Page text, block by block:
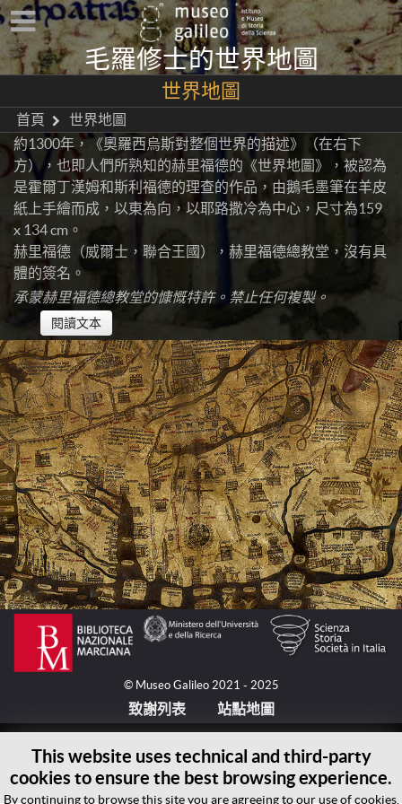
毛羅修士的世界地圖
世界地圖
首頁
世界地圖
約1300年，《奧羅西烏斯對整個世界的描述》（在右下
方），也即人們所熟知的赫里福德的《世界地圖》，被認為
是霍爾丁漢姆和斯利福德的理查的作品，由鵝毛墨筆在羊皮
紙上手繪而成，以東為向，以耶路撒冷為中心，尺寸為159
x 134 cm。
赫里福德（威爾士，聯合王國），赫里福德總教堂，沒有具
體的簽名。
承蒙赫里福德總教堂的慷慨特許。禁止任何複製。
閱讀文本
© Museo Galileo 2021 - 2025
致謝列表 站點地圖
This website uses technical and third-party
cookies to ensure the best browsing experience.
By continuing to browse this site you are agreeing to our use of cookies.